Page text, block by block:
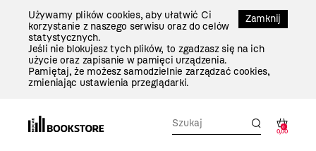
Zamknij
Używamy plików cookies, aby ułatwić Ci
korzystanie z naszego serwisu oraz do celów
statystycznych.
Jeśli nie blokujesz tych plików, to zgadzasz się na ich
użycie oraz zapisanie w pamięci urządzenia.
Pamiętaj, że możesz samodzielnie zarządzać cookies,
zmieniając ustawienia przeglądarki.
0
0,00